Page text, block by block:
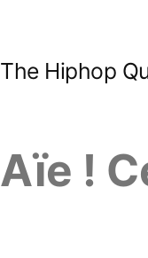
The Hiphop
Aïe !